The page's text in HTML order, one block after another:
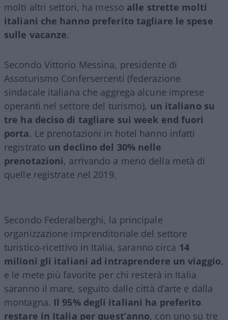
molti altri settori, ha messo alle strette molti
italiani che hanno preferito tagliare le spese
sulle vacanze.
Secondo Vittorio Messina, presidente di
Assoturismo Confersercenti (federazione
sindacale italiana che aggrega alcune imprese
operanti nel settore del turismo), un italiano su
tre ha deciso di tagliare sui week end fuori
porta. Le prenotazioni in hotel hanno infatti
registrato un declino del 30% nelle
prenotazioni, arrivando a meno della metà di
quelle registrate nel 2019.
Secondo Federalberghi, la principale
organizzazione imprenditoriale del settore
turistico-ricettivo in Italia, saranno circa 14
milioni gli italiani ad intraprendere un viaggio,
e le mete più favorite per chi resterà in Italia
saranno il mare, seguito dalle città d’arte e dalla
montagna. Il 95% degli italiani ha preferito
restare in Italia per quest’anno, con uno su tre